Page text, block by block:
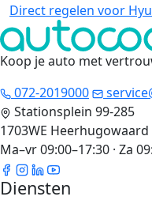
Direct regelen voor
Koop je auto met
072-2019000
Stationsplein 99-285
1703WE Heerhugowaard
Ma–vr 09:00–17:30 · Za
Diensten